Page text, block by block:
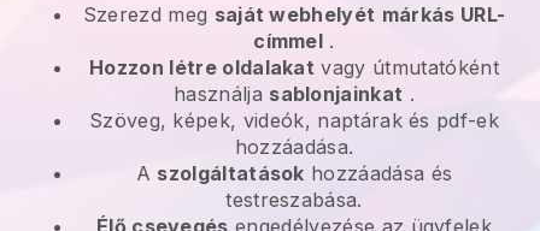
Szerezd meg saját webhelyét márkás URL-
címmel .
Hozzon létre oldalakat vagy útmutatóként
használja sablonjainkat .
Szöveg, képek, videók, naptárak és pdf-ek
hozzáadása.
A szolgáltatások hozzáadása és
testreszabása.
Élő csevegés engedélyezése az ügyfelek